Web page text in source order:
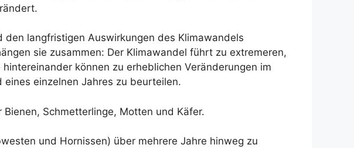
langfristigen Auswirkungen des Klimawandels
sie zusammen: Der Klimawandel führt zu extremeren,
können zu erheblichen Veränderungen im
einzelnen Jahres zu beurteilen.
Schmetterlinge, Motten und Käfer.
und Hornissen) über mehrere Jahre hinweg zu